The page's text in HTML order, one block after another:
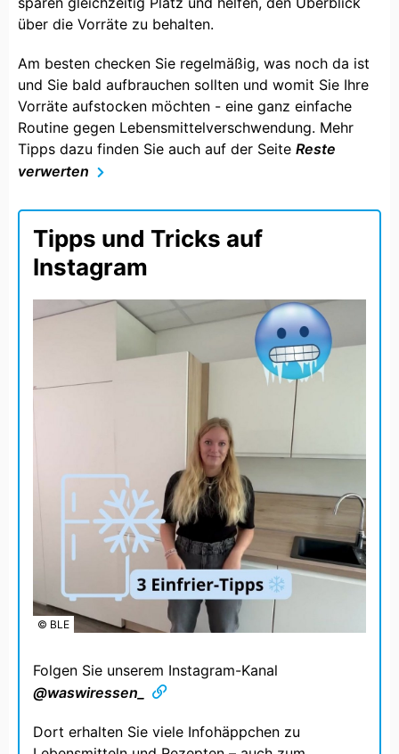
über die Vorräte zu behalten.
Am besten checken Sie regelmäßig, was noch da ist
und Sie bald aufbrauchen sollten und womit Sie Ihre
Vorräte aufstocken möchten - eine ganz einfache
Routine gegen Lebensmittelverschwendung. Mehr
Tipps dazu finden Sie auch auf der Seite Reste
verwerten
Tipps und Tricks auf
Instagram
© BLE
Folgen Sie unserem Instagram-Kanal
@waswiressen_
Dort erhalten Sie viele Infohäppchen zu